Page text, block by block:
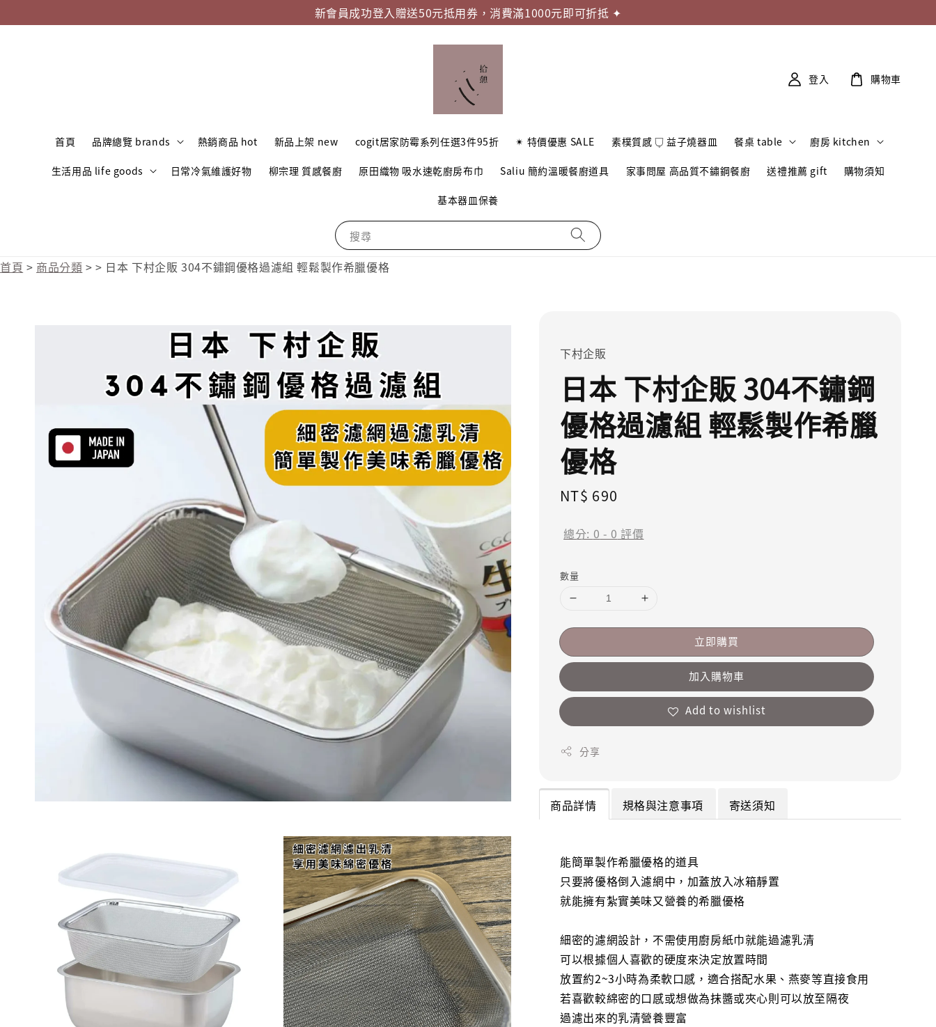
新會員成功登入贈送50元抵用券，消費滿1000元即可折抵 ✦
搜尋
首頁 品牌總覽 brands 熱銷商品 hot 新品上架 new cogit居家防霉系列任選3件95折 ✴︎ 特價優惠 SALE 素樸質感 𓂒 益子燒器皿 餐桌 table 廚房 kitchen
生活用品 life goods 日常冷氣維護好物 柳宗理 質感餐廚 原田織物 吸水速乾廚房布巾 Saliu 簡約溫暖餐廚道具 家事問屋 高品質不鏽鋼餐廚 送禮推薦 gift 購物須知
基本器皿保養
登入 購物車
首頁 > 商品分類 >> 日本 下村企販 304不鏽鋼優格過濾組 輕鬆製作希臘優格
下村企販
日本 下村企販 304不鏽鋼
優格過濾組 輕鬆製作希臘
優格
Regular
NT$ 690
總分: 0 - 0 評價
數量
立即購買
加入購物車
Add to wishlist
分享
商品詳情 規格與注意事項 寄送須知
能簡單製作希臘優格的道具
只要將優格倒入濾網中，加蓋放入冰箱靜置
就能擁有紮實美味又營養的希臘優格
細密的濾網設計，不需使用廚房紙巾就能過濾乳清
可以根據個人喜歡的硬度來決定放置時間
放置約2~3小時為柔軟口感，適合搭配水果、燕麥等直接食用
若喜歡較綿密的口感或想做為抹醬或夾心則可以放至隔夜
過濾出來的乳清營養豐富